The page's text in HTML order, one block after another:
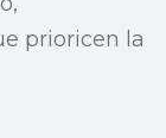
prioricen la